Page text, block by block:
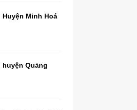
Huyện Minh Hoá
huyện Quảng